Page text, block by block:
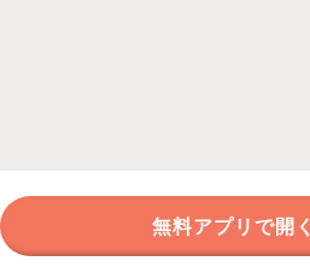
無料アプリで開く